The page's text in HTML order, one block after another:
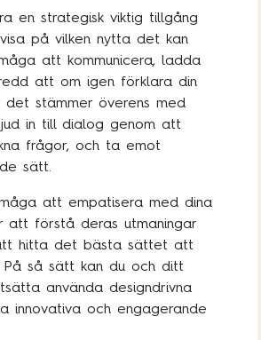
en strategisk viktig tillgång
på vilken nytta det kan
att kommunicera, ladda
att om igen förklara din
stämmer överens med
in till dialog genom att
frågor, och ta emot
sätt.
att empatisera med dina
att förstå deras utmaningar
hitta det bästa sättet att
På så sätt kan du och ditt
använda designdrivna
innovativa och engagerande